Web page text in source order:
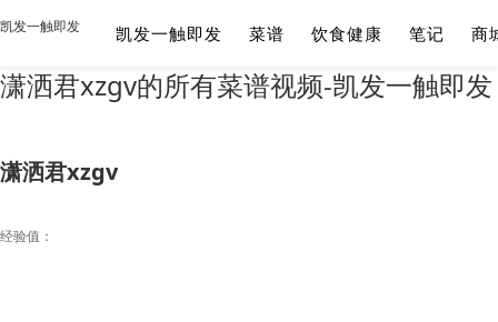
潇洒君xzgv的所有菜谱视频-凯发一触即发
凯发一触即发 凯发一触即发 菜谱 饮食健康 笔记 商
潇洒君xzgv
经验值：